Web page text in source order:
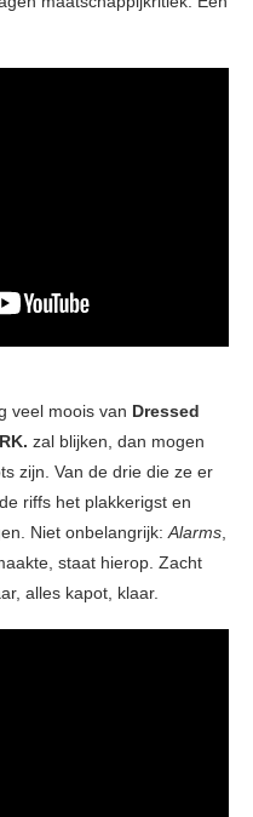
veel moois van Dressed
zal blijken, dan mogen
zijn. Van de drie die ze er
riffs het plakkerigst en
Niet onbelangrijk:Alarms,
staat hierop. Zacht
alles kapot, klaar.